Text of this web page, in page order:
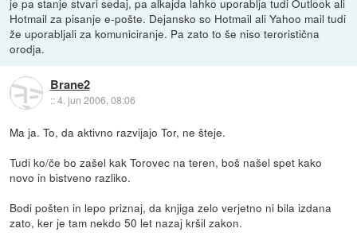
Hotmail za pisanje e-pošte. Dejansko so Hotmail ali Yahoo mail tudi
že uporabljali za komuniciranje. Pa zato to še niso teroristična
orodja.
Brane2
::4. jun 2006, 08:06
Ma ja. To, da aktivno razvijajo Tor, ne šteje.
Tudi ko/če bo zašel kak Torovec na teren, boš našel spet kako
novo in bistveno razliko.
Bodi pošten in lepo priznaj, da knjiga zelo verjetno ni bila izdana
zato, ker je tam nekdo 50 let nazaj kršil zakon.